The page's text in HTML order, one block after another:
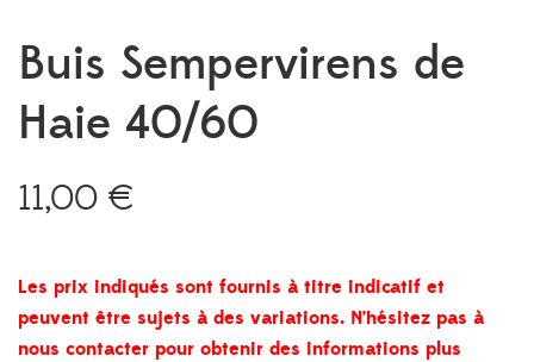
Buis Sempervirens de
Haie 40/60
11,00 €
Les prix indiqués sont fournis à titre indicatif et
peuvent être sujets à des variations. N’hésitez pas à
nous contacter pour obtenir des informations plus